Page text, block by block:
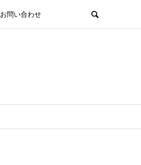
お問い合わせ